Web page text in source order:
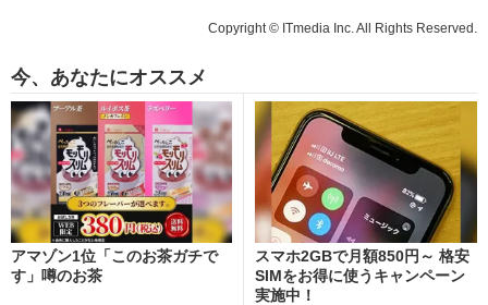
Copyright © ITmedia Inc. All Rights Reserved.
今、あなたにオススメ
アマゾン1位「このお茶ガチで
す」噂のお茶
スマホ2GBで月額850円～ 格安
SIMをお得に使うキャンペーン
実施中！